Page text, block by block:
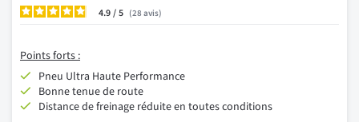
4.9/ 28 avis
Points forts :
Pneu Ultra Haute Performance
Bonne tenue de route
Distance de freinage réduite en toutes conditions